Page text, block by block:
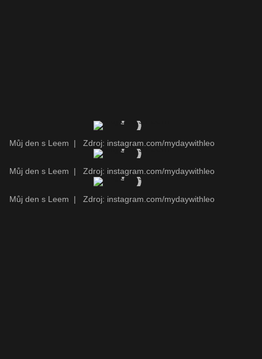
Můj den s Leem | Zdroj: instagram.com/mydaywithleo
Můj den s Leem | Zdroj: instagram.com/mydaywithleo
Můj den s Leem | Zdroj: instagram.com/mydaywithleo